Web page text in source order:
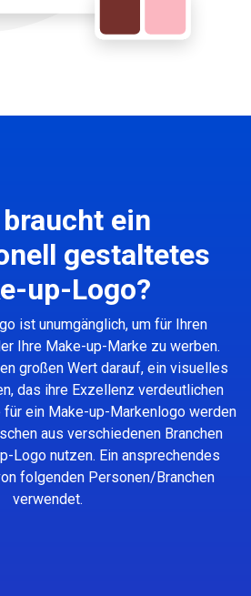
ein
gestaltetes
up-Logo?
ist unumgänglich, um für Ihren
Ihre Make-up-Marke zu werben.
großen Wert darauf, ein visuelles
das ihre Exzellenz verdeutlichen
für ein Make-up-Markenlogo werden
aus verschiedenen Branchen
Logo nutzen. Ein ansprechendes
folgenden Personen/Branchen
verwendet.